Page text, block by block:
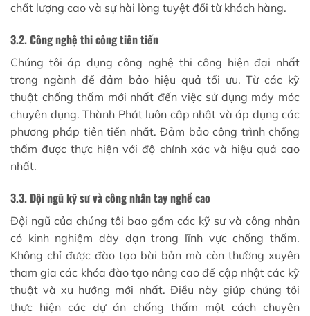
chất lượng cao và sự hài lòng tuyệt đối từ khách hàng.
3.2. Công nghệ thi công tiên tiến
Chúng tôi áp dụng công nghệ thi công hiện đại nhất
trong ngành để đảm bảo hiệu quả tối ưu. Từ các kỹ
thuật chống thấm mới nhất đến việc sử dụng máy móc
chuyên dụng. Thành Phát luôn cập nhật và áp dụng các
phương pháp tiên tiến nhất. Đảm bảo công trình chống
thấm được thực hiện với độ chính xác và hiệu quả cao
nhất.
3.3. Đội ngũ kỹ sư và công nhân tay nghề cao
Đội ngũ của chúng tôi bao gồm các kỹ sư và công nhân
có kinh nghiệm dày dạn trong lĩnh vực chống thấm.
Không chỉ được đào tạo bài bản mà còn thường xuyên
tham gia các khóa đào tạo nâng cao để cập nhật các kỹ
thuật và xu hướng mới nhất. Điều này giúp chúng tôi
thực hiện các dự án chống thấm một cách chuyên